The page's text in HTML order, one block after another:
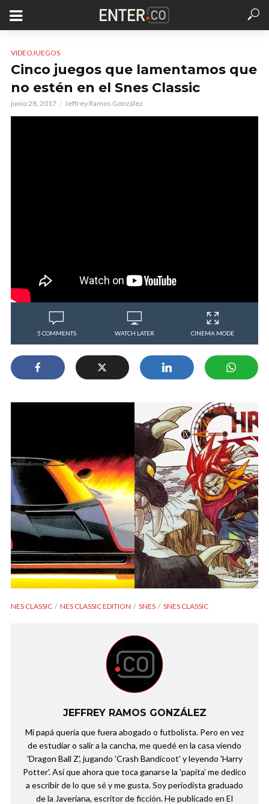
VIDEOJUEGOS
Cinco juegos que lamentamos que
no estén en el Snes Classic
junio 28, 2017 Jeffrey Ramos González
5 COMMENTS WATCH LATER CINEMA MODE
NES CLASSIC NES CLASSIC EDITION SNES SNES CLASSIC
JEFFREY RAMOS GONZÁLEZ
Mi papá quería que fuera abogado o futbolista. Pero en vez
de estudiar o salir a la cancha, me quedé en la casa viendo
'Dragon Ball Z', jugando 'Crash Bandicoot' y leyendo 'Harry
Potter'. Así que ahora que toca ganarse la 'papita' me dedico
a escribir de lo que sé y me gusta. Soy periodista graduado
de la Javeriana, escritor de ficción. He publicado en El